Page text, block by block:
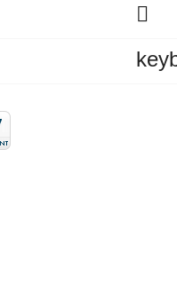
